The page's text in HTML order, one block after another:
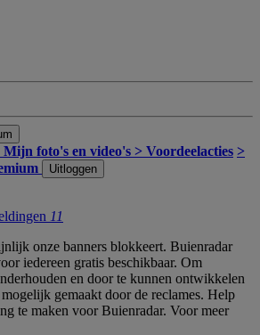
Mijn foto's en video's > Voordeelacties >
Uitloggen
11
onze banners blokkeert. Buienradar
iedereen gratis beschikbaar. Om
en door te kunnen ontwikkelen
gemaakt door de reclames. Help
te maken voor Buienradar. Voor meer